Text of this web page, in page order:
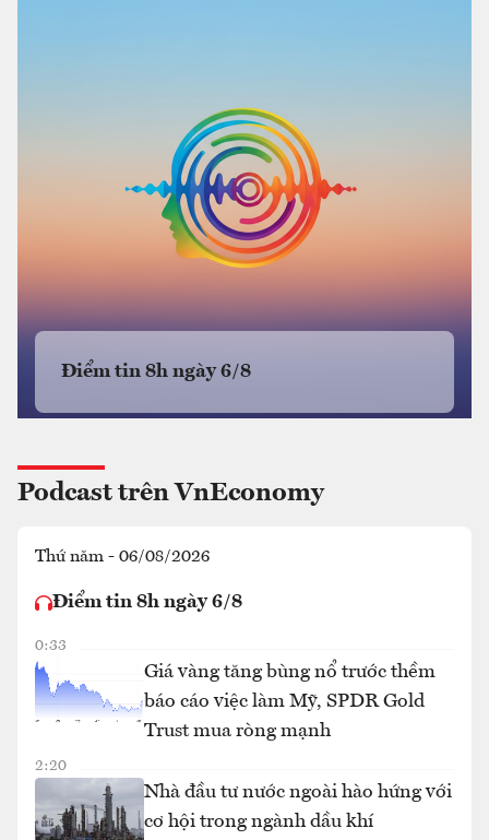
Điểm tin 8h ngày 6/8
Podcast trên VnEconomy
Thứ năm - 06/08/2026
Điểm tin 8h ngày 6/8
0:33
Giá vàng tăng bùng nổ trước thềm
báo cáo việc làm Mỹ, SPDR Gold
Trust mua ròng mạnh
2:20
Nhà đầu tư nước ngoài hào hứng với
cơ hội trong ngành dầu khí